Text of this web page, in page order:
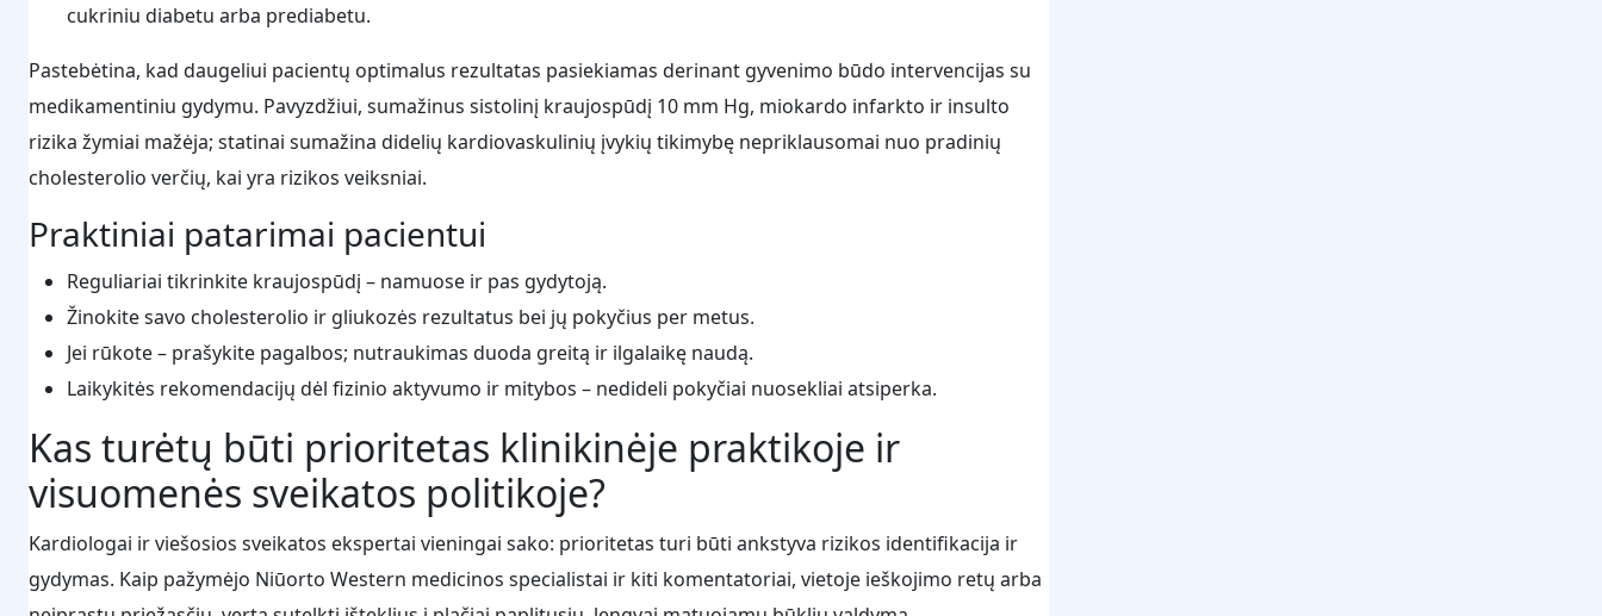
cukriniu diabetu arba prediabetu.
Pastebėtina, kad daugeliui pacientų optimalus rezultatas pasiekiamas derinant gyvenimo būdo intervencijas su
medikamentiniu gydymu. Pavyzdžiui, sumažinus sistolinį kraujospūdį 10 mm Hg, miokardo infarkto ir insulto
rizika žymiai mažėja; statinai sumažina didelių kardiovaskulinių įvykių tikimybę nepriklausomai nuo pradinių
cholesterolio verčių, kai yra rizikos veiksniai.
Praktiniai patarimai pacientui
Reguliariai tikrinkite kraujospūdį – namuose ir pas gydytoją.
Žinokite savo cholesterolio ir gliukozės rezultatus bei jų pokyčius per metus.
Jei rūkote – prašykite pagalbos; nutraukimas duoda greitą ir ilgalaikę naudą.
Laikykitės rekomendacijų dėl fizinio aktyvumo ir mitybos – nedideli pokyčiai nuosekliai atsiperka.
Kas turėtų būti prioritetas klinikinėje praktikoje ir
visuomenės sveikatos politikoje?
Kardiologai ir viešosios sveikatos ekspertai vieningai sako: prioritetas turi būti ankstyva rizikos identifikacija ir
gydymas. Kaip pažymėjo Niūorto Western medicinos specialistai ir kiti komentatoriai, vietoje ieškojimo retų arba